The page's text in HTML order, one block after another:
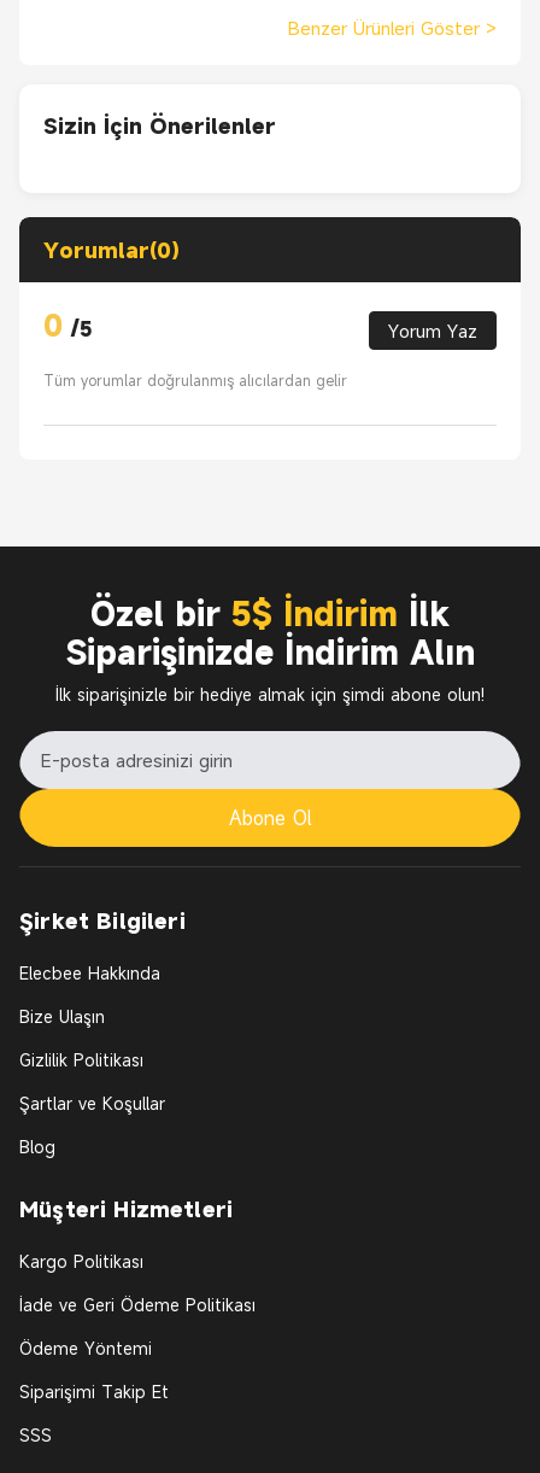
Benzer Ürünleri Göster >
Sizin İçin Önerilenler
Yorumlar(0)
0 /5 Yorum Yaz
Tüm yorumlar doğrulanmış alıcılardan gelir
Özel bir 5$ İndirim İlk
Siparişinizde İndirim Alın
İlk siparişinizle bir hediye almak için şimdi abone olun!
Abone Ol
Şirket Bilgileri
Elecbee Hakkında
Bize Ulaşın
Gizlilik Politikası
Şartlar ve Koşullar
Blog
Müşteri Hizmetleri
Kargo Politikası
İade ve Geri Ödeme Politikası
Ödeme Yöntemi
Siparişimi Takip Et
SSS